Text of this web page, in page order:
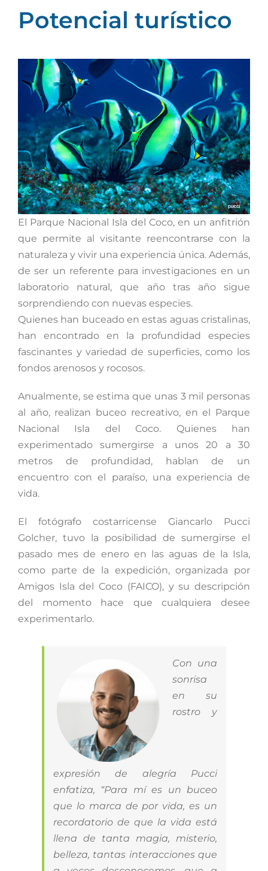
Potencial turístico
El Parque Nacional Isla del Coco, en un anfitrión
que permite al visitante reencontrarse con la
naturaleza y vivir una experiencia única. Además,
de ser un referente para investigaciones en un
laboratorio natural, que año tras año sigue
sorprendiendo con nuevas especies.
Quienes han buceado en estas aguas cristalinas,
han encontrado en la profundidad especies
fascinantes y variedad de superficies, como los
fondos arenosos y rocosos.
Anualmente, se estima que unas 3 mil personas
al año, realizan buceo recreativo, en el Parque
Nacional Isla del Coco. Quienes han
experimentado sumergirse a unos 20 a 30
metros de profundidad, hablan de un
encuentro con el paraíso, una experiencia de
vida.
El fotógrafo costarricense Giancarlo Pucci
Golcher, tuvo la posibilidad de sumergirse el
pasado mes de enero en las aguas de la Isla,
como parte de la expedición, organizada por
Amigos Isla del Coco (FAICO), y su descripción
del momento hace que cualquiera desee
experimentarlo.
Con una
sonrisa
en su
rostro y
expresión de alegría Pucci
enfatiza, “Para mí es un buceo
que lo marca de por vida, es un
recordatorio de que la vida está
llena de tanta magia, misterio,
belleza, tantas interacciones que